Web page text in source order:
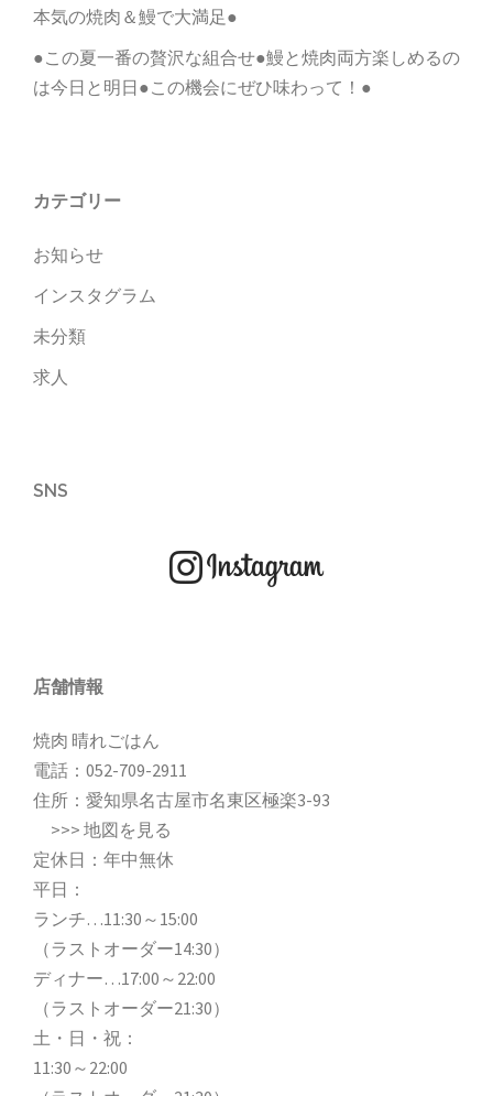
本気の焼肉＆鰻で大満足●
●この夏一番の贅沢な組合せ●鰻と焼肉両方楽しめるの
は今日と明日●この機会にぜひ味わって！●
カテゴリー
お知らせ
インスタグラム
未分類
求人
SNS
店舗情報
焼肉 晴れごはん
電話： 052-709-2911
住所：愛知県名古屋市名東区極楽3-93
>>> 地図を見る
定休日：年中無休
平日：
ランチ…11:30～15:00
（ラストオーダー14:30）
ディナー…17:00～22:00
（ラストオーダー21:30）
土・日・祝：
11:30～22:00